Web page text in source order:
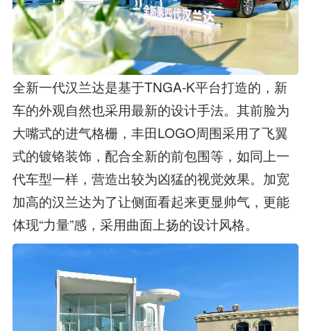
全新一代汉兰达是基于TNGA-K平台打造的，新
车的外观自然也采用最新的设计手法。其前脸为
大嘴式的进气格栅，丰田LOGO周围采用了飞翼
式的镀铬装饰，配合全新的前包围等，如同上一
代车型一样，营造出较为凶猛的视觉效果。加宽
加高的汉兰达为了让侧面看起来更显帅气，更能
体现“力量”感，采用曲面上扬的设计风格。